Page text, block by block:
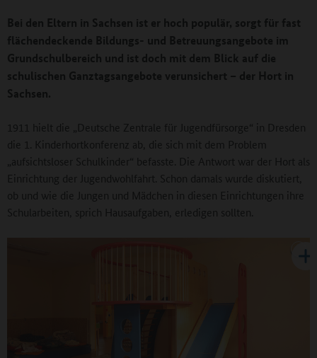
Bei den Eltern in Sachsen ist er hoch populär, sorgt für fast
flächendeckende Bildungs- und Betreuungsangebote im
Grundschulbereich und ist doch mit dem Blick auf die
schulischen Ganztagsangebote verunsichert – der Hort in
Sachsen.
1911 hielt die „Deutsche Zentrale für Jugendfürsorge“ in Dresden
die 1. Kinderhortkonferenz ab, die sich mit dem Problem
„aufsichtsloser Schulkinder“ befasste. Die Antwort war der Hort als
Einrichtung der Jugendwohlfahrt. Schon damals wurde diskutiert,
ob und wie die Jungen und Mädchen in diesen Einrichtungen ihre
Schularbeiten, sprich Hausaufgaben, erledigen sollten.